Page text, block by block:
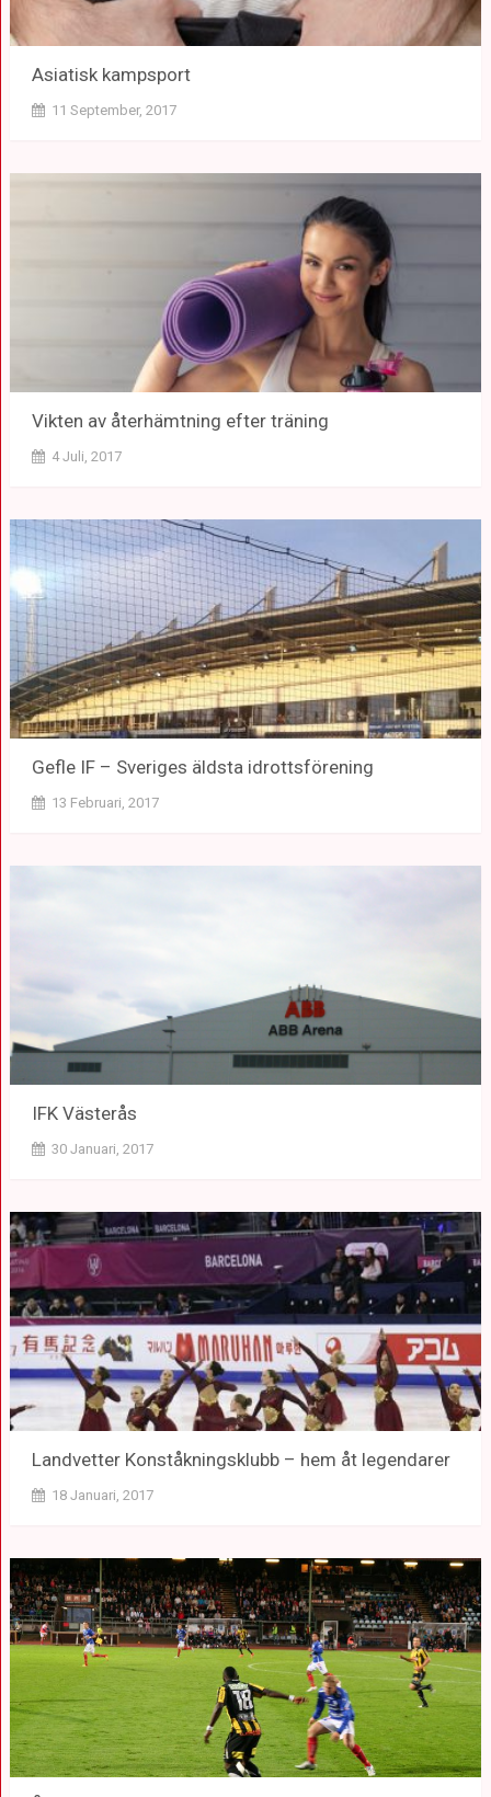
Asiatisk kampsport
11 September, 2017
Vikten av återhämtning efter träning
4 Juli, 2017
Gefle IF – Sveriges äldsta idrottsförening
13 Februari, 2017
IFK Västerås
30 Januari, 2017
Landvetter Konståkningsklubb – hem åt legendarer
18 Januari, 2017